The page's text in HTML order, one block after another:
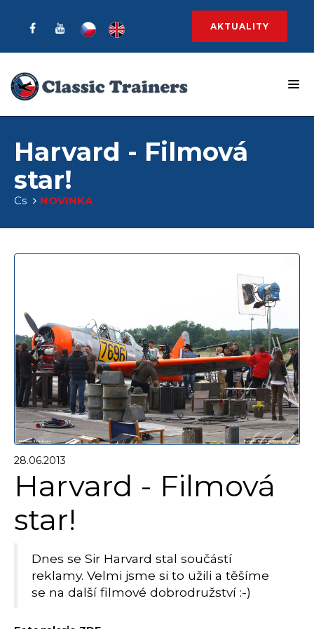
AKTUALITY
Harvard - Filmová
star!
Cs NOVINKA
28.06.2013
Harvard - Filmová
star!
Dnes se Sir Harvard stal součástí
reklamy. Velmi jsme si to užili a těšíme
se na další filmové dobrodružství :-)